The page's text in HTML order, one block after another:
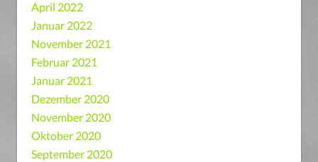
April 2022
Januar 2022
November 2021
Februar 2021
Januar 2021
Dezember 2020
November 2020
Oktober 2020
September 2020